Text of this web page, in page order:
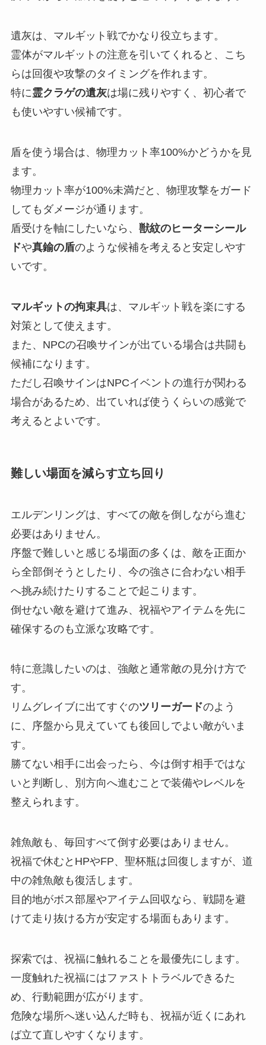
遺灰は、マルギット戦でかなり役立ちます。
霊体がマルギットの注意を引いてくれると、こち
らは回復や攻撃のタイミングを作れます。
特に霊クラゲの遺灰は場に残りやすく、初心者で
も使いやすい候補です。
盾を使う場合は、物理カット率100%かどうかを見
ます。
物理カット率が100%未満だと、物理攻撃をガード
してもダメージが通ります。
盾受けを軸にしたいなら、 獣紋のヒーターシール
ドや真鍮の盾のような候補を考えると安定しやす
いです。
マルギットの拘束具は、マルギット戦を楽にする
対策として使えます。
また、NPCの召喚サインが出ている場合は共闘も
候補になります。
ただし召喚サインはNPCイベントの進行が関わる
場合があるため、出ていれば使うくらいの感覚で
考えるとよいです。
難しい場面を減らす立ち回り
エルデンリングは、すべての敵を倒しながら進む
必要はありません。
序盤で難しいと感じる場面の多くは、敵を正面か
ら全部倒そうとしたり、今の強さに合わない相手
へ挑み続けたりすることで起こります。
倒せない敵を避けて進み、祝福やアイテムを先に
確保するのも立派な攻略です。
特に意識したいのは、強敵と通常敵の見分け方で
す。
リムグレイブに出てすぐのツリーガードのよう
に、序盤から見えていても後回しでよい敵がいま
す。
勝てない相手に出会ったら、今は倒す相手ではな
いと判断し、別方向へ進むことで装備やレベルを
整えられます。
雑魚敵も、毎回すべて倒す必要はありません。
祝福で休むとHPやFP、聖杯瓶は回復しますが、道
中の雑魚敵も復活します。
目的地がボス部屋やアイテム回収なら、戦闘を避
けて走り抜ける方が安定する場面もあります。
探索では、祝福に触れることを最優先にします。
一度触れた祝福にはファストトラベルできるた
め、行動範囲が広がります。
危険な場所へ迷い込んだ時も、祝福が近くにあれ
ば立て直しやすくなります。